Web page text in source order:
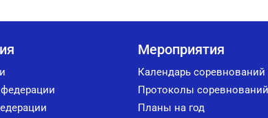
Мероприятия
Календарь соревнований
Протоколы соревнований
Планы на год